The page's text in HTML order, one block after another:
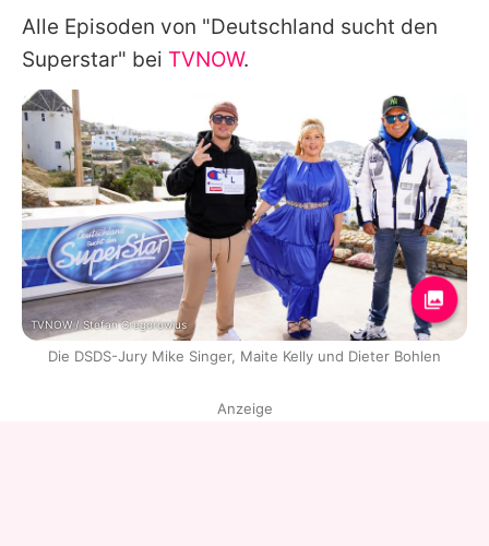
Alle Episoden von "Deutschland sucht den
Superstar" bei TVNOW.
TVNOW / Stefan Gregorowius
Die DSDS-Jury Mike Singer, Maite Kelly und Dieter Bohlen
Anzeige